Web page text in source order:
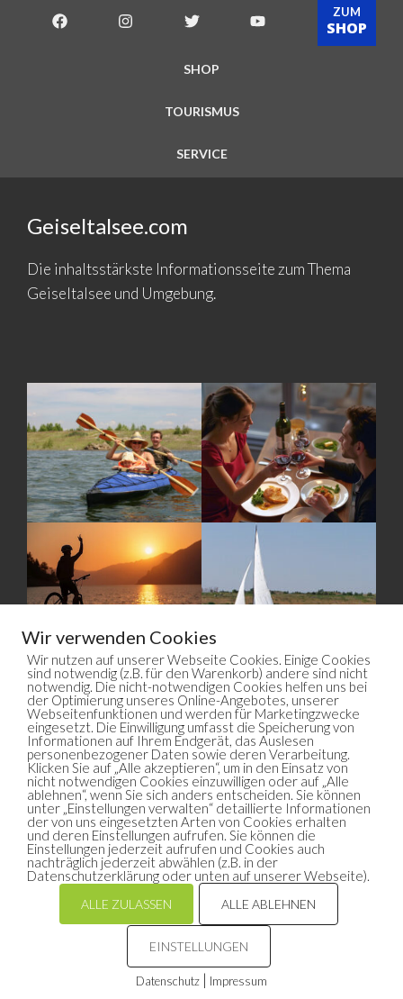
SHOP
TOURISMUS
SERVICE
ZUM
SHOP
Geiseltalsee.com
Die inhaltsstärkste Informationsseite zum Thema
Geiseltalsee und Umgebung.
© 2026Geiseltalsee.com| Alle Rechte vorbehalten
Impressum Datenschutz
Haftungsausschluss
AGB
VERTRAG WIDERRUFEN
Produkt zum Warenkorb hinzugefügt.
Vertrag widerrufen
Wir verwenden Cookies
Wir nutzen auf unserer Webseite Cookies. Einige Cookies
sind notwendig (z.B. für den Warenkorb) andere sind nicht
notwendig. Die nicht-notwendigen Cookies helfen uns bei
der Optimierung unseres Online-Angebotes, unserer
Webseitenfunktionen und werden für Marketingzwecke
eingesetzt. Die Einwilligung umfasst die Speicherung von
Informationen auf Ihrem Endgerät, das Auslesen
personenbezogener Daten sowie deren Verarbeitung.
Klicken Sie auf „Alle akzeptieren“, um in den Einsatz von
nicht notwendigen Cookies einzuwilligen oder auf „Alle
ablehnen“, wenn Sie sich anders entscheiden. Sie können
unter „Einstellungen verwalten“ detaillierte Informationen
der von uns eingesetzten Arten von Cookies erhalten
und deren Einstellungen aufrufen. Sie können die
Einstellungen jederzeit aufrufen und Cookies auch
nachträglich jederzeit abwählen (z.B. in der
Datenschutzerklärung oder unten auf unserer Webseite).
ALLE ZULASSEN ALLE ABLEHNEN
EINSTELLUNGEN
Datenschutz | Impressum